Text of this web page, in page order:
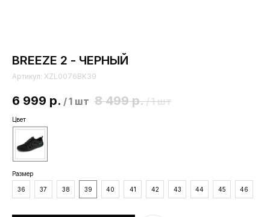
BREEZE 2 - ЧЕРНЫЙ
Артикул: XZL0076BK39
6 999 р. /1 шт 8 499 р./1 шт
Цвет
Размер
36 37 38 39 40 41 42 43 44 45 46